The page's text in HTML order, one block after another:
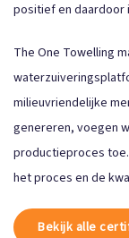
positief en daardoor
The One Towelling
milieuvriendelijke
genereren, voegen
productieproces
het proces en de
Bekijk alle